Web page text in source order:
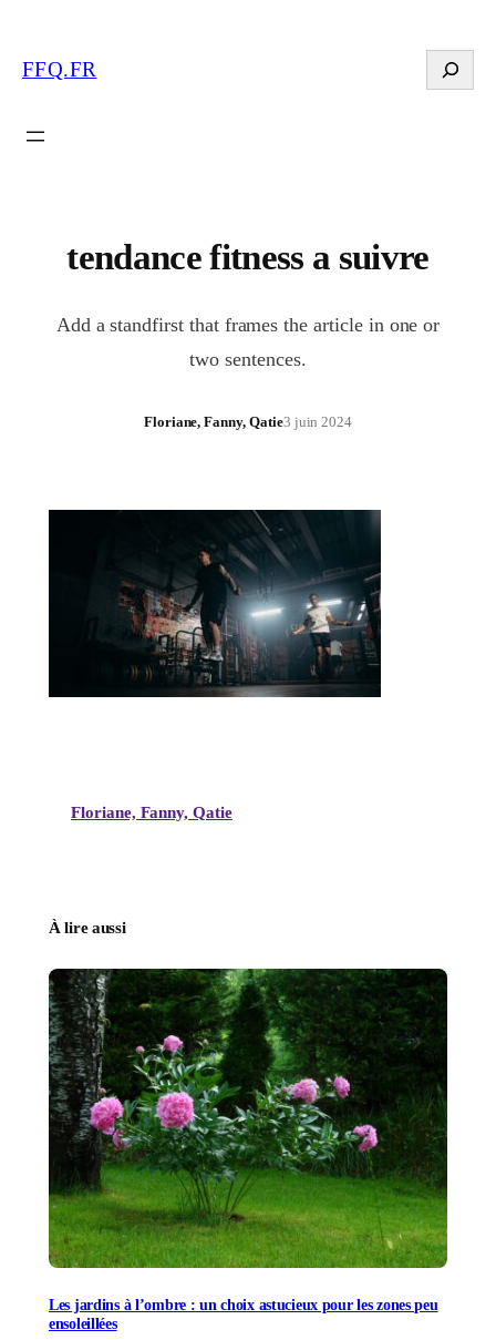
FFQ.FR Search
tendance fitness a suivre
Add a standfirst that frames the article in one or
two sentences.
Floriane, Fanny, Qatie3 juin 2024
Floriane, Fanny, Qatie
À lire aussi
Les jardins à l’ombre : un choix astucieux pour les zones peu
ensoleillées